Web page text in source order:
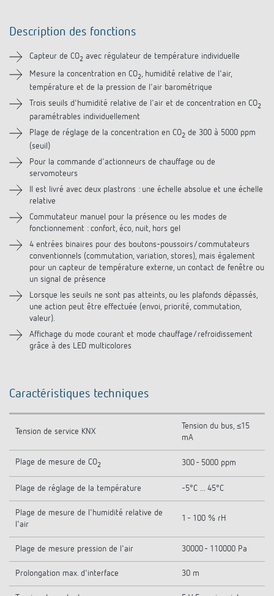
Informations techniques
Téléchargements
Accessoires
Description des fonctions
Capteur de CO2 avec régulateur de température individuelle
Mesure la concentration en CO2, humidité relative de l'air,
température et de la pression de l'air barométrique
Trois seuils d'humidité relative de l'air et de concentration en CO2
paramétrables individuellement
Plage de réglage de la concentration en CO2 de 300 à 5000 ppm
(seuil)
Pour la commande d'actionneurs de chauffage ou de
servomoteurs
Il est livré avec deux plastrons : une échelle absolue et une échelle
relative
Commutateur manuel pour la présence ou les modes de
fonctionnement : confort, éco, nuit, hors gel
4 entrées binaires pour des boutons-poussoirs/commutateurs
conventionnels (commutation, variation, stores), mais également
pour un capteur de température externe, un contact de fenêtre ou
un signal de présence
Lorsque les seuils ne sont pas atteints, ou les plafonds dépassés,
une action peut être effectuée (envoi, priorité, commutation,
valeur).
Affichage du mode courant et mode chauffage/refroidissement
grâce à des LED multicolores
Caractéristiques techniques
Tension de service KNX
Tension du bus, ≤15
mA
Plage de mesure de CO2 300 - 5000 ppm
Plage de réglage de la température -5°C ... 45°C
Plage de mesure de l'humidité relative de
l'air
1 - 100 % rH
Plage de mesure pression de l'air 30000 - 110000 Pa
Prolongation max. d'interface 30 m